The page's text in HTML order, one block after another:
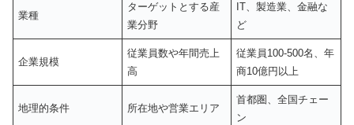
業種
ターゲットとする産
業分野
IT、製造業、金融な
ど
企業規模
従業員数や年間売上
高
従業員100-500名、年
商10億円以上
地理的条件 所在地や営業エリア
首都圏、全国チェー
ン